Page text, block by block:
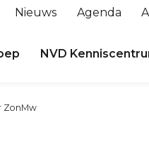
Nieuws Agenda
NVD
ZonMw